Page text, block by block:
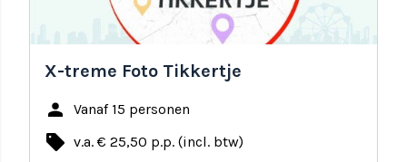
X-treme Foto Tikkertje
person Vanaf 15 personen
local_offer v.a. € 25,50 p.p. (incl. btw)